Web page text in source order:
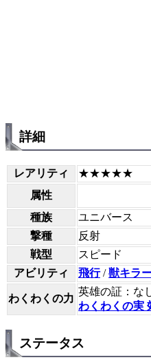
詳細
レアリティ
★★★★★
属性
種族
ユニバース
撃種
反射
戦型
スピード
アビリティ
飛行/獣キラ
わくわくの力
英雄の証：な
わくわくの実
ステータス